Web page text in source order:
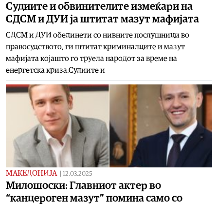
Судиите и обвинителите измеќари на
СДСМ и ДУИ ја штитат мазут мафијата
СДСМ и ДУИ обединети со нивните послушници во
правосудството, ги штитат криминалците и мазут
мафијата којашто го труела народот за време на
енергетска криза.Судиите и
МАКЕДОНИЈА 12.03.2025
Милошоски: Главниот актер во
“канцероген мазут” помина само со